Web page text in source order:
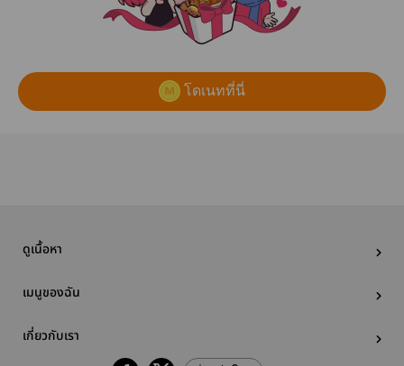
โดเนทที่นี่
ดูเนื้อหา
เมนูของฉัน
เกี่ยวกับเรา